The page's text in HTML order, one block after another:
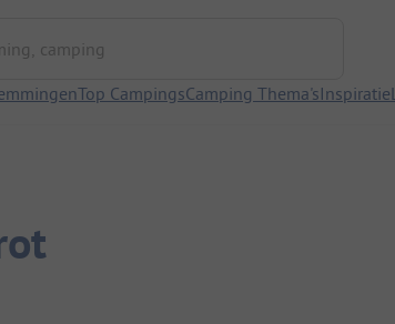
camping
Top CampingsCamping Thema'sInspiratie